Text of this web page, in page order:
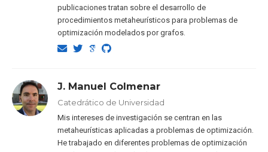
publicaciones tratan sobre el desarrollo de
procedimientos metaheurísticos para problemas de
optimización modelados por grafos.
J. Manuel Colmenar
Catedrático de Universidad
Mis intereses de investigación se centran en las
metaheurísticas aplicadas a problemas de optimización.
He trabajado en diferentes problemas de optimización